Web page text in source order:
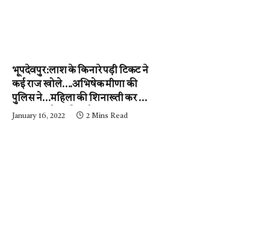
भूपदेवपुर:लाश के किनारे पड़ी टिकट ने
कई राज खोले….अभिषेक मीणा की
पुलिस ने…महिला की शिनाख्ती कर ली.
….अब आरोपी की गर्दन तक जल्द ही
January 16, 2022 2 Mins Read